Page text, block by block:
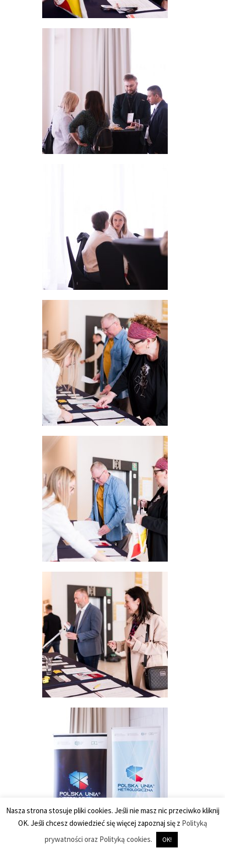
Nasza strona stosuje pliki cookies. Jeśli nie masz nic przeciwko kliknij
OK. Jeśli chcesz dowiedzieć się więcej zapoznaj się z Polityką
prywatności oraz Polityką cookies.
OK!